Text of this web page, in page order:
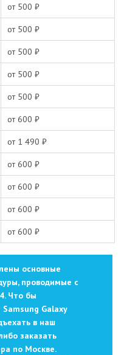
от 500 ₽
от 500 ₽
от 500 ₽
от 500 ₽
от 500 ₽
от 600 ₽
от 1 490 ₽
от 600 ₽
от 600 ₽
от 600 ₽
от 600 ₽
основные
проводимые с
Что бы
Galaxy
в наш
заказать
по Москве.